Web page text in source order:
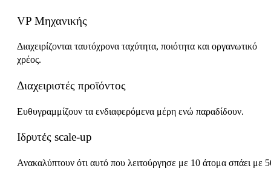
VP Μηχανικής
Διαχειρίζονται ταυτόχρονα ταχύτητα, ποιότητα και οργανωτικό
χρέος.
Διαχειριστές προϊόντος
Ευθυγραμμίζουν τα ενδιαφερόμενα μέρη ενώ παραδίδουν.
Ιδρυτές scale-up
Ανακαλύπτουν ότι αυτό που λειτούργησε με 10 άτομα σπάει με